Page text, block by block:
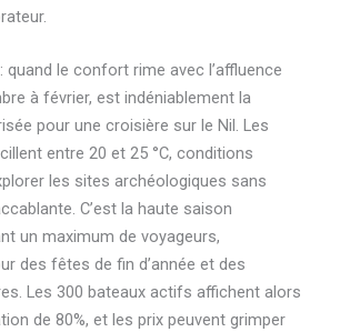
: quand le confort rime avec l’affluence
à février, est indéniablement la
pour une croisière sur le Nil. Les
entre 20 et 25 °C, conditions
les sites archéologiques sans
C’est la haute saison
un maximum de voyageurs,
des fêtes de fin d’année et des
Les 300 bateaux actifs affichent alors
de 80%, et les prix peuvent grimper